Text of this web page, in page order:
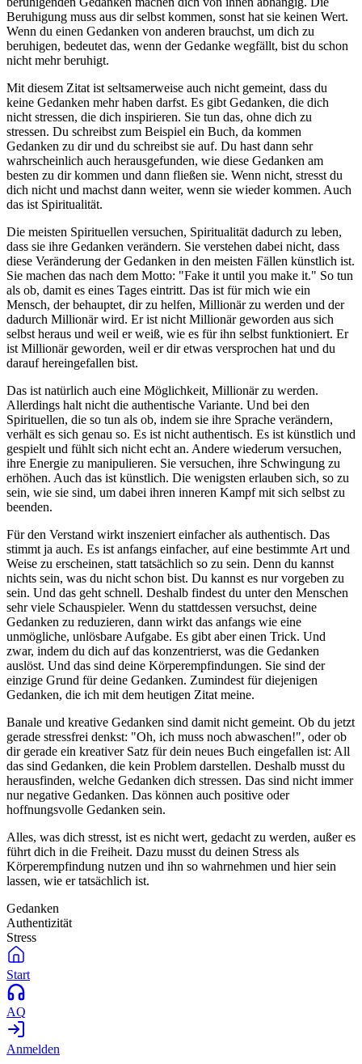
Beruhigung muss aus dir selbst kommen, sonst hat sie keinen Wert.
Wenn du einen Gedanken von anderen brauchst, um dich zu
beruhigen, bedeutet das, wenn der Gedanke wegfällt, bist du schon
nicht mehr beruhigt.
Mit diesem Zitat ist seltsamerweise auch nicht gemeint, dass du
keine Gedanken mehr haben darfst. Es gibt Gedanken, die dich
nicht stressen, die dich inspirieren. Sie tun das, ohne dich zu
stressen. Du schreibst zum Beispiel ein Buch, da kommen
Gedanken zu dir und du schreibst sie auf. Du hast dann sehr
wahrscheinlich auch herausgefunden, wie diese Gedanken am
besten zu dir kommen und dann fließen sie. Wenn nicht, stresst du
dich nicht und machst dann weiter, wenn sie wieder kommen. Auch
das ist Spiritualität.
Die meisten Spirituellen versuchen, Spiritualität dadurch zu leben,
dass sie ihre Gedanken verändern. Sie verstehen dabei nicht, dass
diese Veränderung der Gedanken in den meisten Fällen künstlich ist.
Sie machen das nach dem Motto: "Fake it until you make it." So tun
als ob, damit es eines Tages eintritt. Das ist für mich wie ein
Mensch, der behauptet, dir zu helfen, Millionär zu werden und der
dadurch Millionär wird. Er ist nicht Millionär geworden aus sich
selbst heraus und weil er weiß, wie es für ihn selbst funktioniert. Er
ist Millionär geworden, weil er dir etwas versprochen hat und du
darauf hereingefallen bist.
Das ist natürlich auch eine Möglichkeit, Millionär zu werden.
Allerdings halt nicht die authentische Variante. Und bei den
Spirituellen, die so tun als ob, indem sie ihre Sprache verändern,
verhält es sich genau so. Es ist nicht authentisch. Es ist künstlich und
gespielt und fühlt sich nicht echt an. Andere wiederum versuchen,
ihre Energie zu manipulieren. Sie versuchen, ihre Schwingung zu
erhöhen. Auch das ist künstlich. Die wenigsten erlauben sich, so zu
sein, wie sie sind, um dabei ihren inneren Kampf mit sich selbst zu
beenden.
Für den Verstand wirkt inszeniert einfacher als authentisch. Das
stimmt ja auch. Es ist anfangs einfacher, auf eine bestimmte Art und
Weise zu erscheinen, statt tatsächlich so zu sein. Denn du kannst
nichts sein, was du nicht schon bist. Du kannst es nur vorgeben zu
sein. Und das geht schnell. Deshalb findest du unter den Menschen
sehr viele Schauspieler. Wenn du stattdessen versuchst, deine
Gedanken zu reduzieren, dann wirkt das anfangs wie eine
unmögliche, unlösbare Aufgabe. Es gibt aber einen Trick. Und
zwar, indem du dich auf das konzentrierst, was die Gedanken
auslöst. Und das sind deine Körperempfindungen. Sie sind der
einzige Grund für deine Gedanken. Zumindest für diejenigen
Gedanken, die ich mit dem heutigen Zitat meine.
Banale und kreative Gedanken sind damit nicht gemeint. Ob du jetzt
gerade stressfrei denkst: "Oh, ich muss noch abwaschen!", oder ob
dir gerade ein kreativer Satz für dein neues Buch eingefallen ist: All
das sind Gedanken, die kein Problem darstellen. Deshalb musst du
herausfinden, welche Gedanken dich stressen. Das sind nicht immer
nur negative Gedanken. Das können auch positive oder
hoffnungsvolle Gedanken sein.
Alles, was dich stresst, ist es nicht wert, gedacht zu werden, außer es
führt dich in die Freiheit. Dazu musst du deinen Stress als
Körperempfindung nutzen und ihn so wahrnehmen und hier sein
lassen, wie er tatsächlich ist.
Gedanken
Authentizität
Stress
Start
AQ
Anmelden